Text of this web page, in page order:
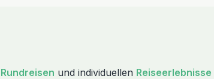
Rundreisen und individuellen Reiseerlebnisse